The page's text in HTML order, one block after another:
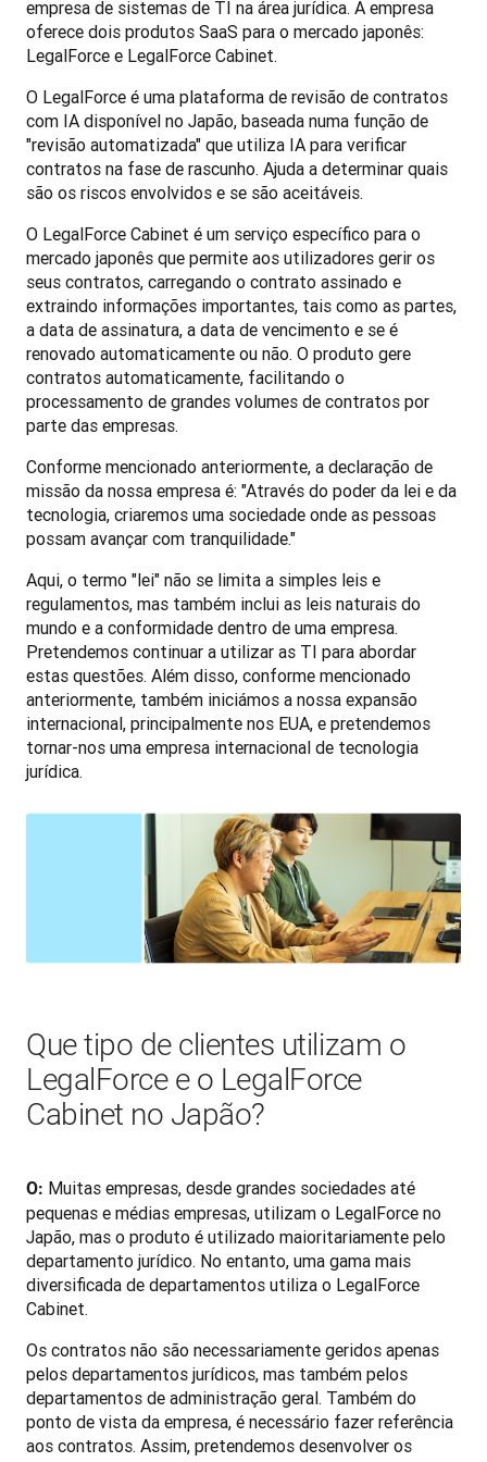
empresa de sistemas de TI na área jurídica. A empresa
oferece dois produtos SaaS para o mercado japonês:
LegalForce e LegalForce Cabinet.
O LegalForce é uma plataforma de revisão de contratos
com IA disponível no Japão, baseada numa função de
"revisão automatizada" que utiliza IA para verificar
contratos na fase de rascunho. Ajuda a determinar quais
são os riscos envolvidos e se são aceitáveis.
O LegalForce Cabinet é um serviço específico para o
mercado japonês que permite aos utilizadores gerir os
seus contratos, carregando o contrato assinado e
extraindo informações importantes, tais como as partes,
a data de assinatura, a data de vencimento e se é
renovado automaticamente ou não. O produto gere
contratos automaticamente, facilitando o
processamento de grandes volumes de contratos por
parte das empresas.
Conforme mencionado anteriormente, a declaração de
missão da nossa empresa é: "Através do poder da lei e da
tecnologia, criaremos uma sociedade onde as pessoas
possam avançar com tranquilidade."
Aqui, o termo "lei" não se limita a simples leis e
regulamentos, mas também inclui as leis naturais do
mundo e a conformidade dentro de uma empresa.
Pretendemos continuar a utilizar as TI para abordar
estas questões. Além disso, conforme mencionado
anteriormente, também iniciámos a nossa expansão
internacional, principalmente nos EUA, e pretendemos
tornar-nos uma empresa internacional de tecnologia
jurídica.
Que tipo de clientes utilizam o
LegalForce e o LegalForce
Cabinet no Japão?
O: Muitas empresas, desde grandes sociedades até
pequenas e médias empresas, utilizam o LegalForce no
Japão, mas o produto é utilizado maioritariamente pelo
departamento jurídico. No entanto, uma gama mais
diversificada de departamentos utiliza o LegalForce
Cabinet.
Os contratos não são necessariamente geridos apenas
pelos departamentos jurídicos, mas também pelos
departamentos de administração geral. Também do
ponto de vista da empresa, é necessário fazer referência
aos contratos. Assim, pretendemos desenvolver os